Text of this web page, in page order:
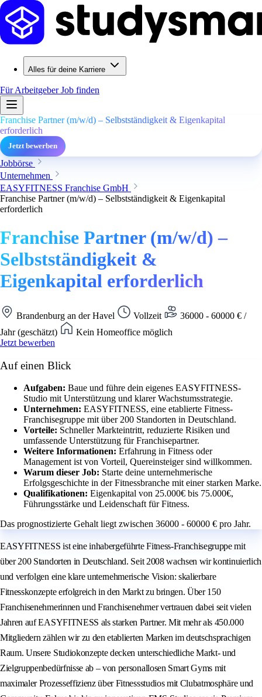
Alles für deine Karriere
Für ArbeitgeberJob finden
Franchise Partner (m/w/d) – Selbstständigkeit & Eigenkapital
erforderlich
Jetzt bewerben
Jobbörse
Unternehmen
EASYFITNESS Franchise GmbH
Franchise Partner (m/w/d) – Selbstständigkeit & Eigenkapital
erforderlich
Franchise Partner (m/w/d) –
Selbstständigkeit &
Eigenkapital erforderlich
Brandenburg an der Havel Vollzeit
36000 - 60000 € /
Jahr (geschätzt)
Kein Homeoffice möglich
Jetzt bewerben
Auf einen Blick
Aufgaben: Baue und führe dein eigenes EASYFITNESS-
Studio mit Unterstützung und klarer Wachstumsstrategie.
Unternehmen: EASYFITNESS, eine etablierte Fitness-
Franchisegruppe mit über 200 Standorten in Deutschland.
Vorteile: Schneller Markteintritt, reduzierte Risiken und
umfassende Unterstützung für Franchisepartner.
Weitere Informationen: Erfahrung in Fitness oder
Management ist von Vorteil, Quereinsteiger sind willkommen.
Warum dieser Job: Starte deine unternehmerische
Erfolgsgeschichte in der Fitnessbranche mit einer starken Marke.
Qualifikationen: Eigenkapital von 25.000€ bis 75.000€,
Führungsstärke und Leidenschaft für Fitness.
Das prognostizierte Gehalt liegt zwischen 36000 - 60000 € pro Jahr.
EASYFITNESS ist eine inhabergeführte Fitness-Franchisegruppe mit
über 200 Standorten in Deutschland. Seit 2008 wachsen wir kontinuierlich
und verfolgen eine klare unternehmerische Vision: skalierbare
Fitnesskonzepte erfolgreich in den Markt zu bringen. Über 150
Franchisenehmerinnen und Franchisenehmer vertrauen dabei seit vielen
Jahren auf EASYFITNESS als starken Partner. Mit mehr als 450.000
Mitgliedern zählen wir zu den etablierten Marken im deutschsprachigen
Raum. Unsere Studiokonzepte decken unterschiedliche Markt- und
Zielgruppenbedürfnisse ab – von personallosen Smart Gyms mit
maximaler Prozesseffizienz über Fitnessstudios mit Clubatmosphäre und